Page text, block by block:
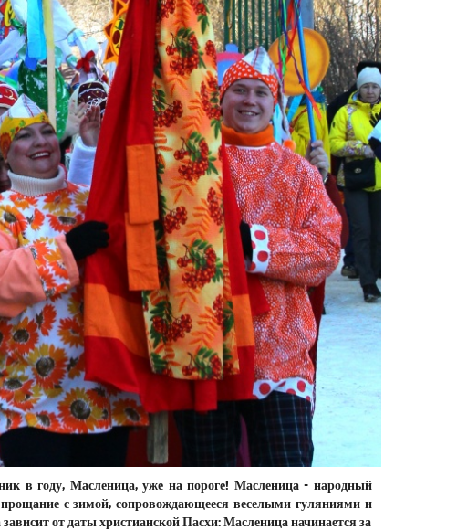
в году, Масленица, уже на пороге! Масленица - народный
с зимой, сопровождающееся веселыми гуляниями и
от даты христианской Пасхи: Масленица начинается за